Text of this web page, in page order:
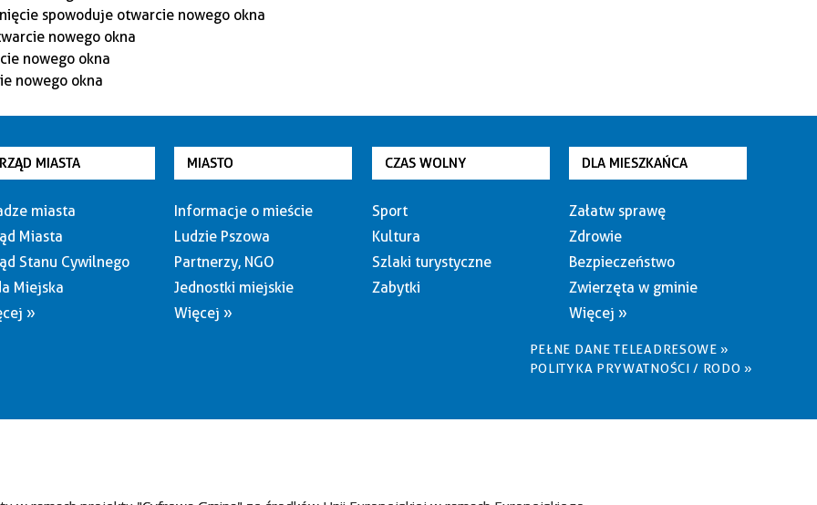
MIASTA
miasta
Miasta
Stanu Cywilnego
Miejska
»
MIASTO
Informacje o mieście
Ludzie Pszowa
Partnerzy, NGO
Jednostki miejskie
Więcej »
CZAS WOLNY
Sport
Kultura
Szlaki turystyczne
Zabytki
DLA MIESZKAŃCA
Załatw sprawę
Zdrowie
Bezpieczeństwo
Zwierzęta w gminie
Więcej »
PEŁNE DANE TELEADRESOWE »
POLITYKA PRYWATNOŚCI / RODO »